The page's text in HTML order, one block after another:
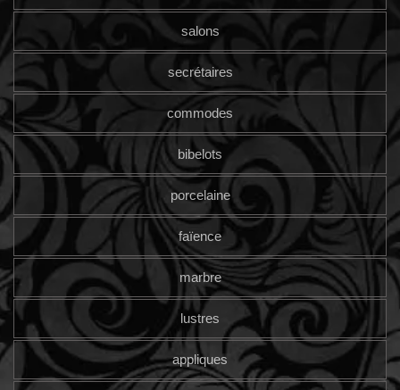
salons
secrétaires
commodes
bibelots
porcelaine
faïence
marbre
lustres
appliques